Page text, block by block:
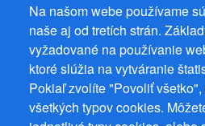
Na našom webe používame
naše aj od tretích strán.
vyžadované na používanie
ktoré slúžia na vytváranie
Pokiaľ zvolíte "Povoliť
všetkých typov cookies.
Prevádzkovateľ: Mgr. Bc. Žaneta
22 Ostrov, IČ 08993033,
© 2026